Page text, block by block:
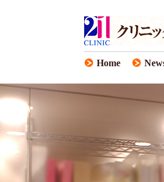
Home